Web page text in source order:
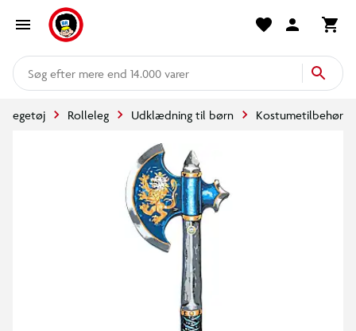
mere end 14.000 varer
Legetøj Rolleleg Udklædning til børn Kostumetilbehør